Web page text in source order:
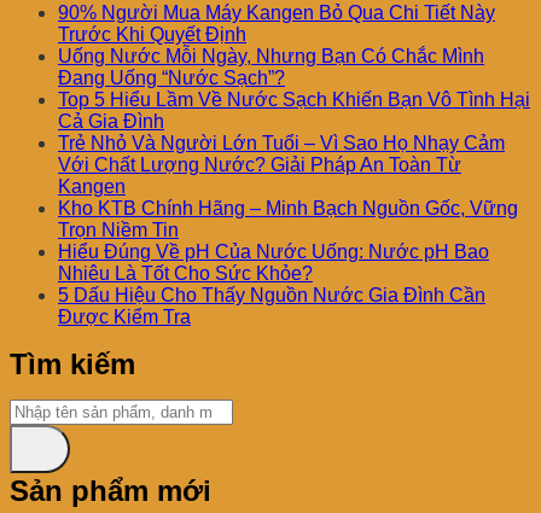
90% Người Mua Máy Kangen Bỏ Qua Chi Tiết Này
Trước Khi Quyết Định
Uống Nước Mỗi Ngày, Nhưng Bạn Có Chắc Mình
Đang Uống “Nước Sạch”?
Top 5 Hiểu Lầm Về Nước Sạch Khiến Bạn Vô Tình Hại
Cả Gia Đình
Trẻ Nhỏ Và Người Lớn Tuổi – Vì Sao Họ Nhạy Cảm
Với Chất Lượng Nước? Giải Pháp An Toàn Từ
Kangen
Kho KTB Chính Hãng – Minh Bạch Nguồn Gốc, Vững
Trọn Niềm Tin
Hiểu Đúng Về pH Của Nước Uống: Nước pH Bao
Nhiêu Là Tốt Cho Sức Khỏe?
5 Dấu Hiệu Cho Thấy Nguồn Nước Gia Đình Cần
Được Kiểm Tra
Tìm kiếm
Sản phẩm mới